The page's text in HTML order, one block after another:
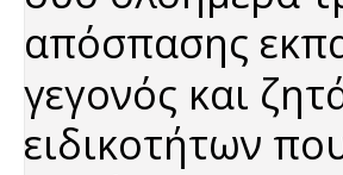
απόσπασης
γεγονός και
ειδικοτήτων